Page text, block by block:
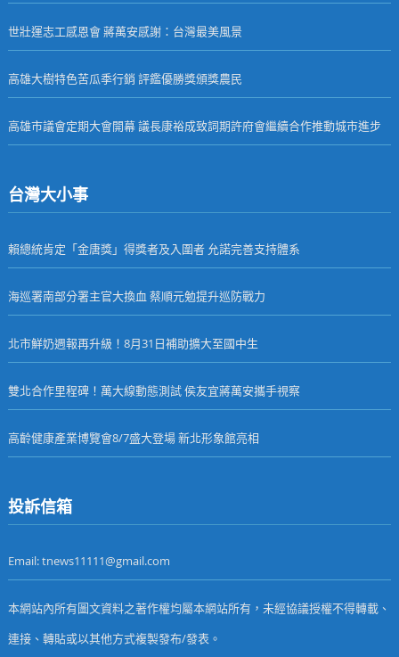
世壯運志工感恩會 蔣萬安感謝：台灣最美風景
高雄大樹特色苦瓜季行銷 評鑑優勝獎頒獎農民
高雄市議會定期大會開幕 議長康裕成致詞期許府會繼續合作推動城市進步
台灣大小事
賴總統肯定「金唐獎」得獎者及入圍者 允諾完善支持體系
海巡署南部分署主官大換血 蔡順元勉提升巡防戰力
北市鮮奶週報再升級！8月31日補助擴大至國中生
雙北合作里程碑！萬大線動態測試 侯友宜蔣萬安攜手視察
高齡健康產業博覽會8/7盛大登場 新北形象館亮相
投訴信箱
Email: tnews11111@gmail.com
本網站內所有圖文資料之著作權均屬本網站所有，未經協議授權不得轉載、
連接、轉貼或以其他方式複製發布/發表。